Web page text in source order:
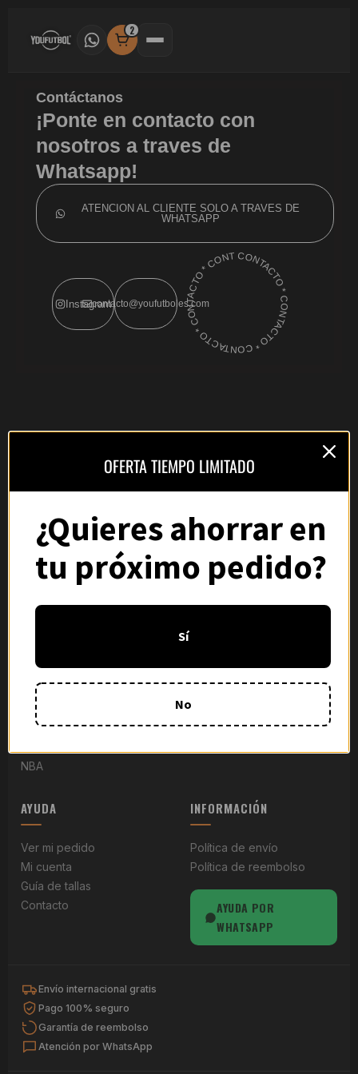
contenido
2
Contáctanos
¡Ponte en contacto con
nosotros a traves de
Whatsapp!
ATENCION AL CLIENTE SOLO A TRAVES DE
WHATSAPP
Instagramcontacto@youfutboles.com
CO
N
T
A
C
T
O
*
C
O
N
T
A
C
T
O
* C
ONT
A
C
T
O
*
C
O
N
T
A
C
T
O
*
C
O
NTACTO *
YOUFUTBOL
Calidad top, envío internacional gratis y garantía de
reembolso.
Temporada 2025/26
Selecciones
España ★★
Retro Clubes
NBA
La Liga
Bundesliga
Serie A
AYUDA
Ver mi pedido
Mi cuenta
Guía de tallas
Contacto
INFORMACIÓN
Política de envío
Política de reembolso
AYUDA POR
WHATSAPP
Envío internacional gratis
Pago 100% seguro
Garantía de reembolso
Atención por WhatsApp
OFERTA TIEMPO LIMITADO
¿Quieres ahorrar en
tu próximo pedido?
Sí
No